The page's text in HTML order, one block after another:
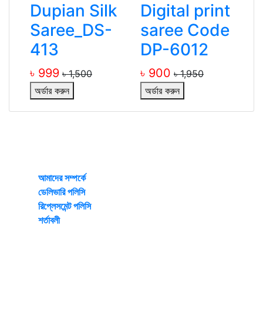
Dupian Silk
Saree_DS-
413
৳ 999 ৳ 1,500
অর্ডার করুন
Digital print
saree Code
DP-6012
৳ 900 ৳ 1,950
অর্ডার করুন
আমাদের সম্পর্কে
ডেলিভারি পলিসি
রিপ্লেসমেন্ট পলিসি
শর্তাবলী